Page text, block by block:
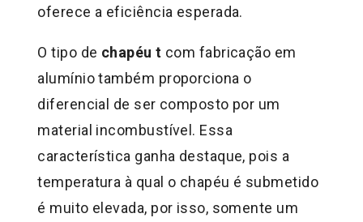
oferece a eficiência esperada.
O tipo de chapéu t com fabricação em
alumínio também proporciona o
diferencial de ser composto por um
material incombustível. Essa
característica ganha destaque, pois a
temperatura à qual o chapéu é submetido
é muito elevada, por isso, somente um